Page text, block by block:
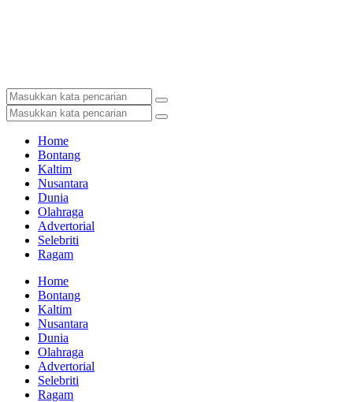
Home
Bontang
Kaltim
Nusantara
Dunia
Olahraga
Advertorial
Selebriti
Ragam
Home
Bontang
Kaltim
Nusantara
Dunia
Olahraga
Advertorial
Selebriti
Ragam